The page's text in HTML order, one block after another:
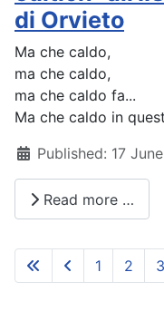
di Orvieto
Ma che caldo,
ma che caldo,
ma che caldo fa...
Ma che caldo in
DetailsPublished: 17
Read more …
1 2 3